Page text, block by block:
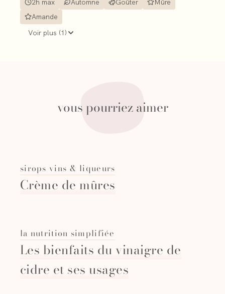
2h max Automne Goûter
Mûre
Amande
Voir plus (1)
vous pourriez aimer
sirops vins & liqueurs
Crème de mûres
la nutrition simplifiée
Les bienfaits du vinaigre de
cidre et ses usages